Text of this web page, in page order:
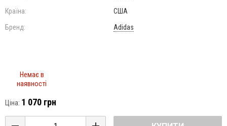
Країна:
США
Бренд:
Adidas
Немає в
наявності
Ціна: 1 070 грн